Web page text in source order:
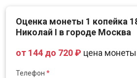
Оценка монеты 1 копейка
Николай I в городе Москва
от 144 до 720 ₽ цена
Телефон *